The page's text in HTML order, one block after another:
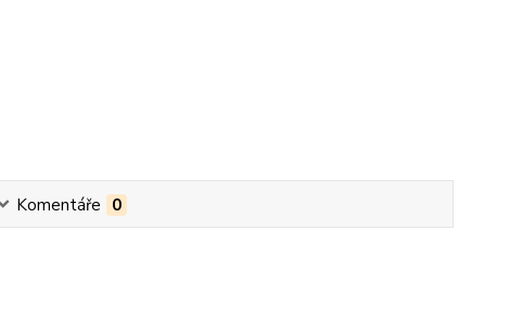
Komentáře 0